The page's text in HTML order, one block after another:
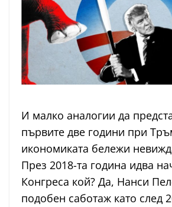
И малко аналогии да
първите две години при
икономиката бележи
През 2018-та година идва
Конгреса кой? Да, Нанси
подобен саботаж като след